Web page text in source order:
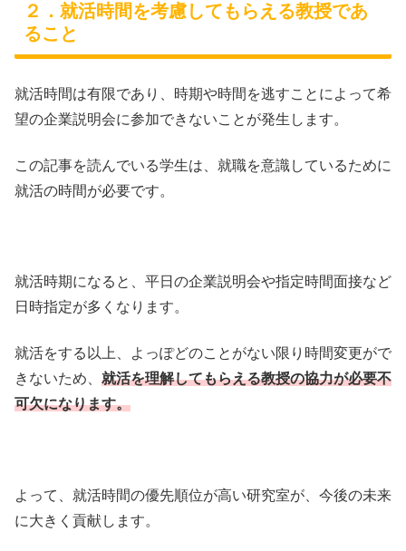
２．就活時間を考慮してもらえる教授であ
ること
就活時間は有限であり、時期や時間を逃すことによって希
望の企業説明会に参加できないことが発生します。
この記事を読んでいる学生は、就職を意識しているために
就活の時間が必要です。
就活時期になると、平日の企業説明会や指定時間面接など
日時指定が多くなります。
就活をする以上、よっぽどのことがない限り時間変更がで
きないため、 就活を理解してもらえる教授の協力が必要不
可欠になります。
よって、就活時間の優先順位が高い研究室が、今後の未来
に大きく貢献します。